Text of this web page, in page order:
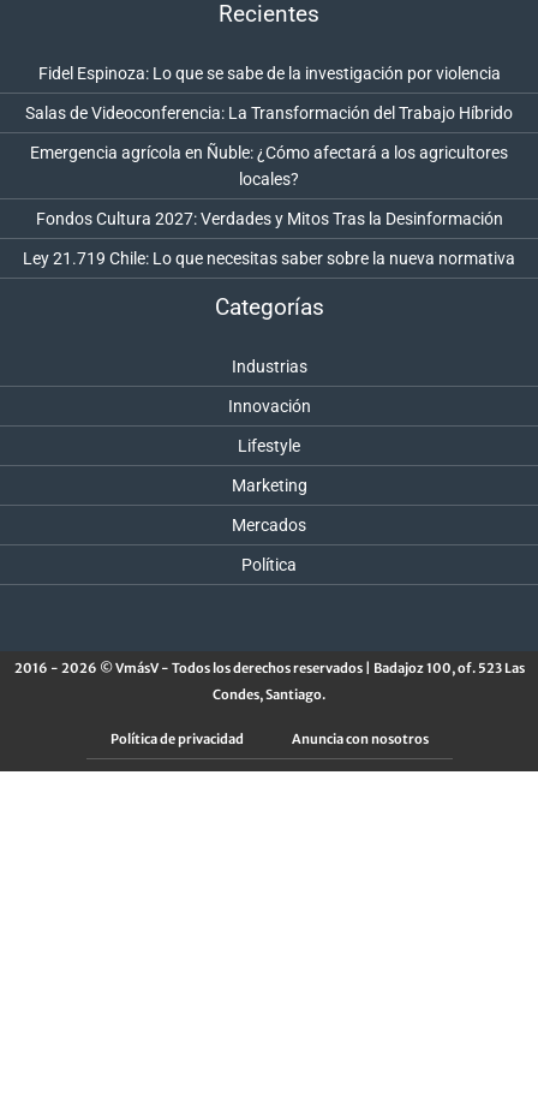
Recientes
Fidel Espinoza: Lo que se sabe de la investigación por violencia
Salas de Videoconferencia: La Transformación del Trabajo Híbrido
Emergencia agrícola en Ñuble: ¿Cómo afectará a los agricultores
locales?
Fondos Cultura 2027: Verdades y Mitos Tras la Desinformación
Ley 21.719 Chile: Lo que necesitas saber sobre la nueva normativa
Categorías
Industrias
Innovación
Lifestyle
Marketing
Mercados
Política
2016 - 2026 © VmásV - Todos los derechos reservados | Badajoz 100, of. 523 Las
Condes, Santiago.
Política de privacidad Anuncia con nosotros